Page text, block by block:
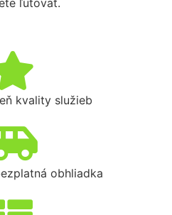
kvality služieb
obhliadka